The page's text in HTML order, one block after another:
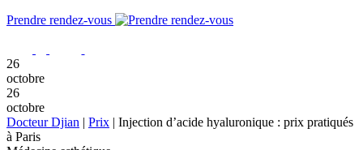
Prendre rendez-vous
26
octobre
26
octobre
Docteur Djian | Prix | Injection d’acide hyaluronique : prix pratiqués
à Paris